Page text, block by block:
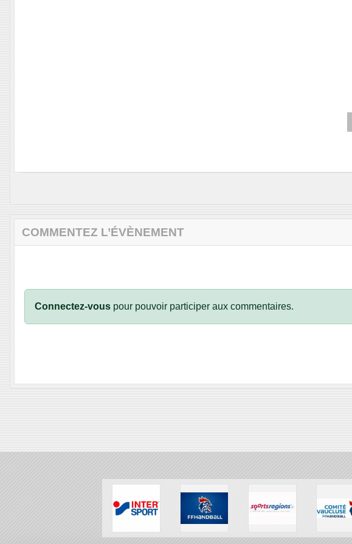
COMMENTEZ L’ÉVÈNEMENT
Connectez-vous pour pouvoir participer aux commentaires.